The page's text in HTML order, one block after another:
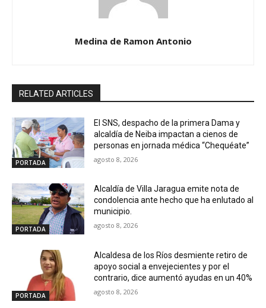
Medina de Ramon Antonio
RELATED ARTICLES
PORTADA
El SNS, despacho de la primera Dama y
alcaldía de Neiba impactan a cienos de
personas en jornada médica “Chequéate”
agosto 8, 2026
PORTADA
Alcaldía de Villa Jaragua emite nota de
condolencia ante hecho que ha enlutado al
municipio.
agosto 8, 2026
PORTADA
Alcaldesa de los Ríos desmiente retiro de
apoyo social a envejecientes y por el
contrario, dice aumentó ayudas en un 40%
agosto 8, 2026